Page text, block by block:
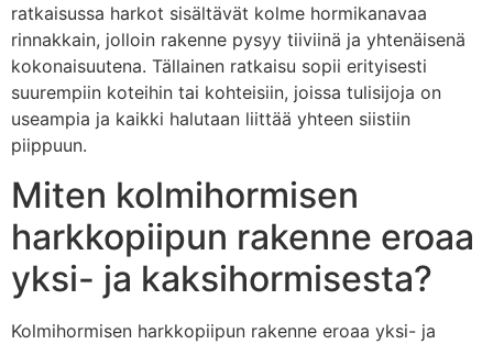
ratkaisussa harkot sisältävät kolme hormikanavaa
rinnakkain, jolloin rakenne pysyy tiiviinä ja yhtenäisenä
kokonaisuutena. Tällainen ratkaisu sopii erityisesti
suurempiin koteihin tai kohteisiin, joissa tulisijoja on
useampia ja kaikki halutaan liittää yhteen siistiin
piippuun.
Miten kolmihormisen
harkkopiipun rakenne eroaa
yksi- ja kaksihormisesta?
Kolmihormisen harkkopiipun rakenne eroaa yksi- ja